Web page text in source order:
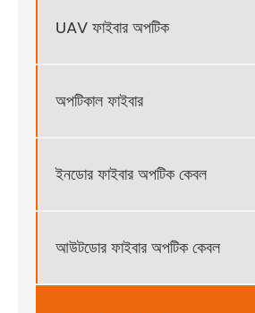
UAV ফাইবার অপটিক
অপটিকাল ফাইবার
ইনডোর ফাইবার অপটিক কেবল
আউটডোর ফাইবার অপটিক কেবল